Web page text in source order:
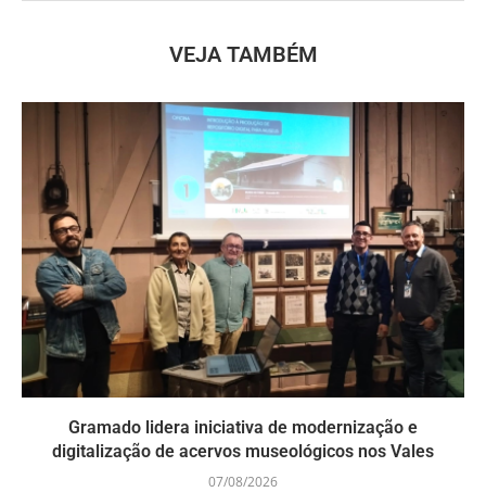
VEJA TAMBÉM
Gramado lidera iniciativa de modernização e
digitalização de acervos museológicos nos Vales
07/08/2026